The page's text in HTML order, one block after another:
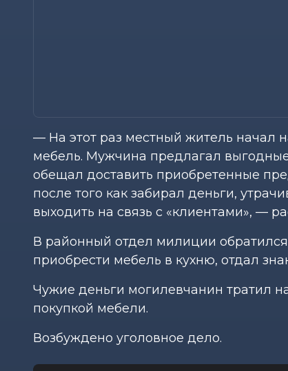
— На этот раз местный житель начал
мебель. Мужчина предлагал
обещал доставить приобретенные
после того как забирал деньги,
выходить на связь с «клиентами», —
В районный отдел милиции
приобрести мебель в кухню, отдал
Чужие деньги могилевчанин тратил
покупкой мебели.
Возбуждено уголовное дело.